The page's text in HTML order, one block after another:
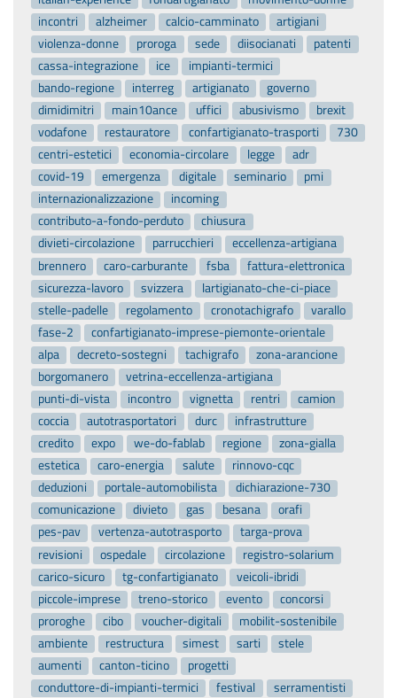
incontri
alzheimer calcio-camminato
artigiani
violenza-donne
proroga sede diisocianati
patenti
cassa-integrazione
ice
impianti-termici
bando-regione
interreg artigianato
governo
dimidimitri
main10ance uffici abusivismo
brexit
vodafone
restauratore confartigianato-trasporti
730
centri-estetici
economia-circolare legge
adr
covid-19
emergenza digitale seminario
pmi
internazionalizzazione
incoming
contributo-a-fondo-perduto
chiusura
divieti-circolazione
parrucchieri
eccellenza-artigiana
brennero
caro-carburante fsba
fattura-elettronica
sicurezza-lavoro
svizzera
lartigianato-che-ci-piace
stelle-padelle
regolamento cronotachigrafo
varallo
fase-2
confartigianato-imprese-piemonte-orientale
alpa
decreto-sostegni tachigrafo
zona-arancione
borgomanero
vetrina-eccellenza-artigiana
punti-di-vista
incontro vignetta rentri
camion
coccia
autotrasportatori durc
infrastrutture
credito
expo we-do-fablab regione
zona-gialla
estetica
caro-energia salute
rinnovo-cqc
deduzioni
portale-automobilista
dichiarazione-730
comunicazione
divieto gas besana
orafi
pes-pav
vertenza-autotrasporto
targa-prova
revisioni
ospedale circolazione
registro-solarium
carico-sicuro
tg-confartigianato
veicoli-ibridi
piccole-imprese
treno-storico evento
concorsi
proroghe
cibo voucher-digitali
mobilit-sostenibile
ambiente
restructura simest sarti
stele
aumenti
canton-ticino
progetti
conduttore-di-impianti-termici
festival
serramentisti